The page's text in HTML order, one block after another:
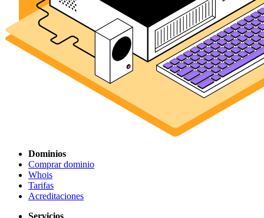
Dominios
Comprar dominio
Whois
Tarifas
Acreditaciones
Servicios